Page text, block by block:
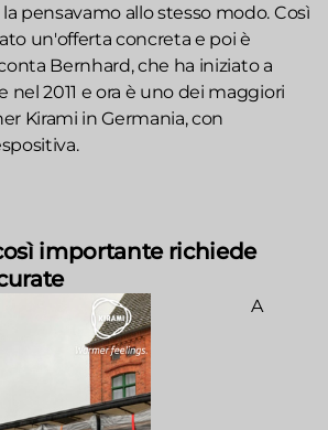
pensavamo allo stesso modo. Così
un'offerta concreta e poi è
Bernhard, che ha iniziato a
nel 2011 e ora è uno dei maggiori
Kirami in Germania, con
importante richiede
A